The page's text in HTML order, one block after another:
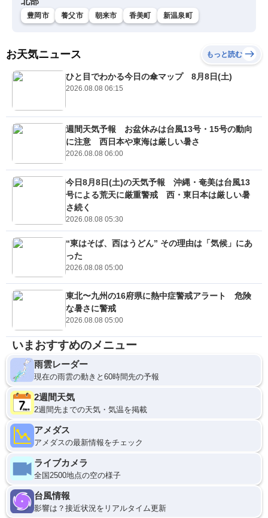
豊岡市 養父市 朝来市 香美町 新温泉町
お天気ニュース もっと読む
ひと目でわかる今日の傘マップ 8月8日(土)
2026.08.08 06:15
週間天気予報 お盆休みは台風13号・15号の動向
に注意 西日本や東海は厳しい暑さ
2026.08.08 06:00
今日8月8日(土)の天気予報 沖縄・奄美は台風13
号による荒天に厳重警戒 西・東日本は厳しい暑
さ続く
2026.08.08 05:30
“東はそば、西はうどん” その理由は「気候」にあ
った
2026.08.08 05:00
東北〜九州の16府県に熱中症警戒アラート 危険
な暑さに警戒
2026.08.08 05:00
いまおすすめのメニュー
雨雲レーダー
現在の雨雲の動きと60時間先の予報
2週間天気
2週間先までの天気・気温を掲載
アメダス
アメダスの最新情報をチェック
ライブカメラ
全国2500地点の空の様子
台風情報
影響は？接近状況をリアルタイム更新